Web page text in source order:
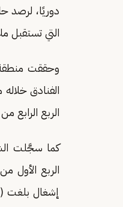
دوريًا، لرصد
التي تستقبل
الربع الرابع من العام 2024م؛ مما يعكس مكانتها وجهة رئيسة
الربع الأول من العام 2025م، لتُحقق ثاني أعلى